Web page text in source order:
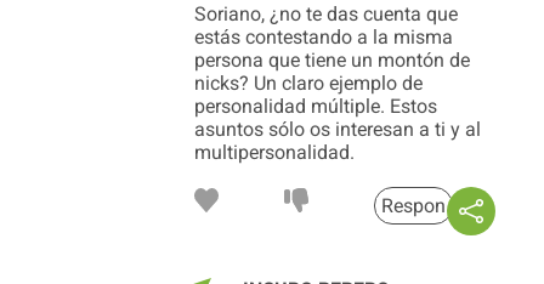
Soriano, ¿no te das cuenta que
estás contestando a la misma
persona que tiene un montón de
nicks? Un claro ejemplo de
personalidad múltiple. Estos
asuntos sólo os interesan a ti y al
multipersonalidad.
Respon